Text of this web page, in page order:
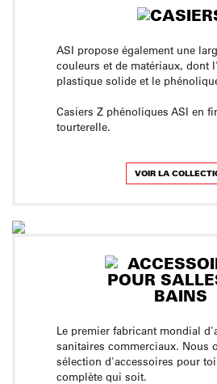
ASI propose également une
couleurs et de matériaux, dont
plastique solide et le
Casiers Z phénoliques ASI en
tourterelle.
VOIR LA
Le premier fabricant mondial
sanitaires commerciaux. Nous
sélection d'accessoires pour
complète qui soit.